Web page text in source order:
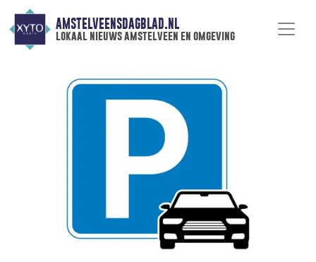
AMSTELVEENSDAGBLAD.NL
lokaal nieuws amstelveen en omgeving